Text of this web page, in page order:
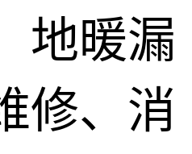
地暖漏
修、消